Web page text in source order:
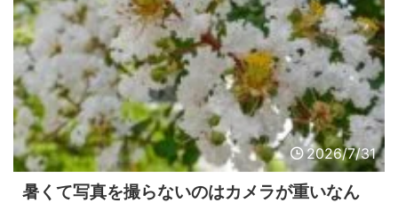
2026/7/31
暑くて写真を撮らないのはカメラが重いなん